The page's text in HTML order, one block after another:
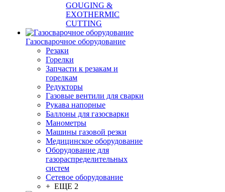
GOUGING &
EXOTHERMIC
CUTTING
Газосварочное оборудование
Резаки
Горелки
Запчасти к резакам и
горелкам
Редукторы
Газовые вентили для сварки
Рукава напорные
Баллоны для газосварки
Манометры
Машины газовой резки
Медицинское оборудование
Оборудование для
газораспределительных
систем
Сетевое оборудование
+ ЕЩЕ 2